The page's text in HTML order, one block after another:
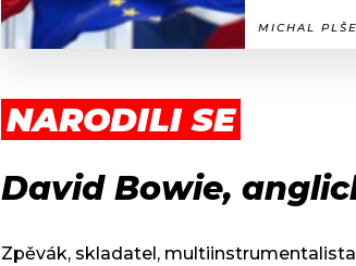
MICHAL
NARODILI SE
David Bowie,
Zpěvák, skladatel,